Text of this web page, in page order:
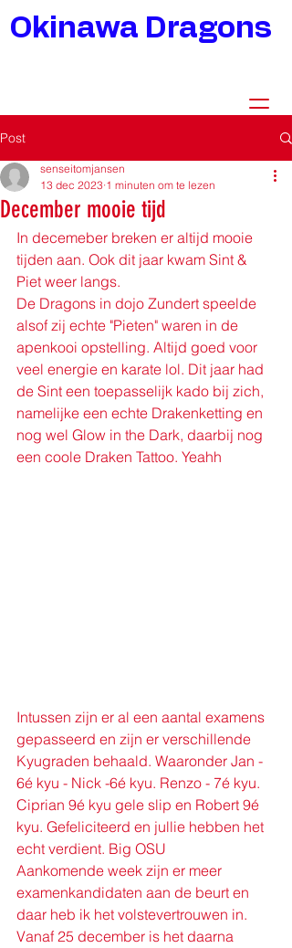
Okinawa Dragons
Post
December mooie tijd
senseitomjansen
13 dec 2023 1 minuten om te lezen
In decemeber breken er altijd mooie
tijden aan. Ook dit jaar kwam Sint &
Piet weer langs.
De Dragons in dojo Zundert speelde
alsof zij echte "Pieten" waren in de
apenkooi opstelling. Altijd goed voor
veel energie en karate lol. Dit jaar had
de Sint een toepasselijk kado bij zich,
namelijke een echte Drakenketting en
nog wel Glow in the Dark, daarbij nog
een coole Draken Tattoo. Yeahh
Intussen zijn er al een aantal examens
gepasseerd en zijn er verschillende
Kyugraden behaald. Waaronder Jan -
6é kyu - Nick -6é kyu. Renzo - 7é kyu.
Ciprian 9é kyu gele slip en Robert 9é
kyu. Gefeliciteerd en jullie hebben het
echt verdient. Big OSU
Aankomende week zijn er meer
examenkandidaten aan de beurt en
daar heb ik het volstevertrouwen in.
Vanaf 25 december is het daarna